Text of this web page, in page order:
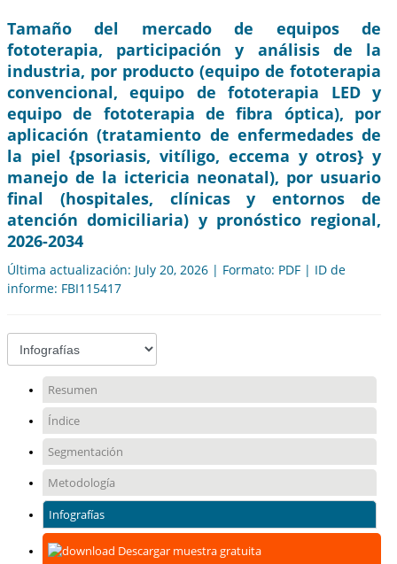
Tamaño del mercado de equipos de
fototerapia, participación y análisis de la
industria, por producto (equipo de fototerapia
convencional, equipo de fototerapia LED y
equipo de fototerapia de fibra óptica), por
aplicación (tratamiento de enfermedades de
la piel {psoriasis, vitíligo, eccema y otros} y
manejo de la ictericia neonatal), por usuario
final (hospitales, clínicas y entornos de
atención domiciliaria) y pronóstico regional,
2026-2034
Última actualización: July 20, 2026 | Formato: PDF | ID de
informe: FBI115417
Resumen
Índice
Segmentación
Metodología
Infografías
Descargar muestra gratuita